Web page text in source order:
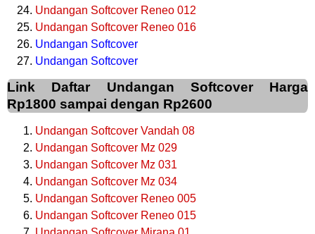
Undangan Softcover Reneo 012
Undangan Softcover Reneo 016
Undangan Softcover
Undangan Softcover
Link Daftar Undangan Softcover Harga
Rp1800 sampai dengan Rp2600
Undangan Softcover Vandah 08
Undangan Softcover Mz 029
Undangan Softcover Mz 031
Undangan Softcover Mz 034
Undangan Softcover Reneo 005
Undangan Softcover Reneo 015